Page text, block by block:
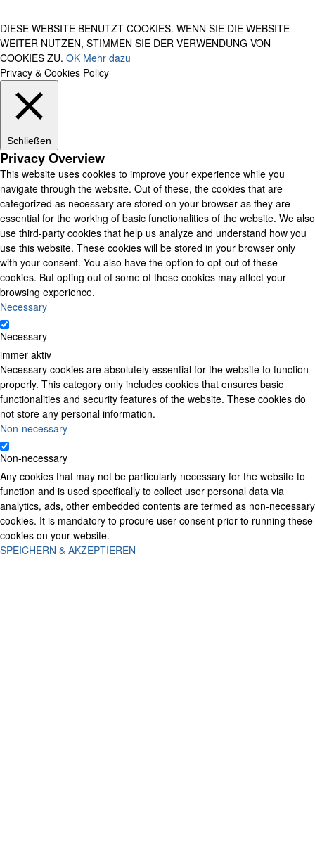
DIESE WEBSITE BENUTZT COOKIES. WENN SIE DIE WEBSITE
WEITER NUTZEN, STIMMEN SIE DER VERWENDUNG VON
COOKIES ZU. OK Mehr dazu
Privacy & Cookies Policy
Schließen
Privacy Overview
This website uses cookies to improve your experience while you
navigate through the website. Out of these, the cookies that are
categorized as necessary are stored on your browser as they are
essential for the working of basic functionalities of the website. We also
use third-party cookies that help us analyze and understand how you
use this website. These cookies will be stored in your browser only
with your consent. You also have the option to opt-out of these
cookies. But opting out of some of these cookies may affect your
browsing experience.
Necessary
Necessary
immer aktiv
Necessary cookies are absolutely essential for the website to function
properly. This category only includes cookies that ensures basic
functionalities and security features of the website. These cookies do
not store any personal information.
Non-necessary
Non-necessary
Any cookies that may not be particularly necessary for the website to
function and is used specifically to collect user personal data via
analytics, ads, other embedded contents are termed as non-necessary
cookies. It is mandatory to procure user consent prior to running these
cookies on your website.
SPEICHERN & AKZEPTIEREN